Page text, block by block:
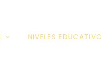
NIVELES